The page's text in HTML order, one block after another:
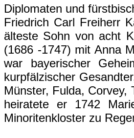
Diplomaten und
Friedrich Carl Freiherr
älteste Sohn von acht
(1686 -1747) mit Anna
war bayerischer
kurpfälzischer
Münster, Fulda, Corvey,
heiratete er 1742
Minoritenkloster zu